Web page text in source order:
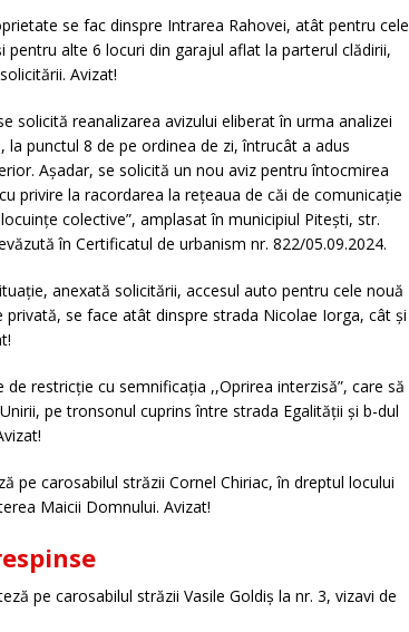
se fac dinspre Intrarea Rahovei, atât pentru cele
alte 6 locuri din garajul aflat la parterul clădirii,
Avizat!
solicită reanalizarea avizului eliberat în urma analizei
la punctul 8 de pe ordinea de zi, întrucât a adus
Așadar, se solicită un nou aviz pentru întocmirea
privire la racordarea la rețeaua de căi de comunicație
colective”, amplasat în municipiul Pitești, str.
în Certificatul de urbanism nr. 822/05.09.2024.
anexată solicitării, accesul auto pentru cele nouă
se face atât dinspre strada Nicolae Iorga, cât și
restricție cu semnificația ,,Oprirea interzisă”, care să
pe tronsonul cuprins între strada Egalității și b-dul
pe carosabilul străzii Cornel Chiriac, în dreptul locului
Maicii Domnului. Avizat!
pe carosabilul străzii Vasile Goldiș la nr. 3, vizavi de